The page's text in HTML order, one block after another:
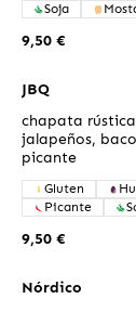
9,50 €
Soja
JBQ
chapata
jalapeños,
picante
9,50 €
Gluten
Picante
Nórdico